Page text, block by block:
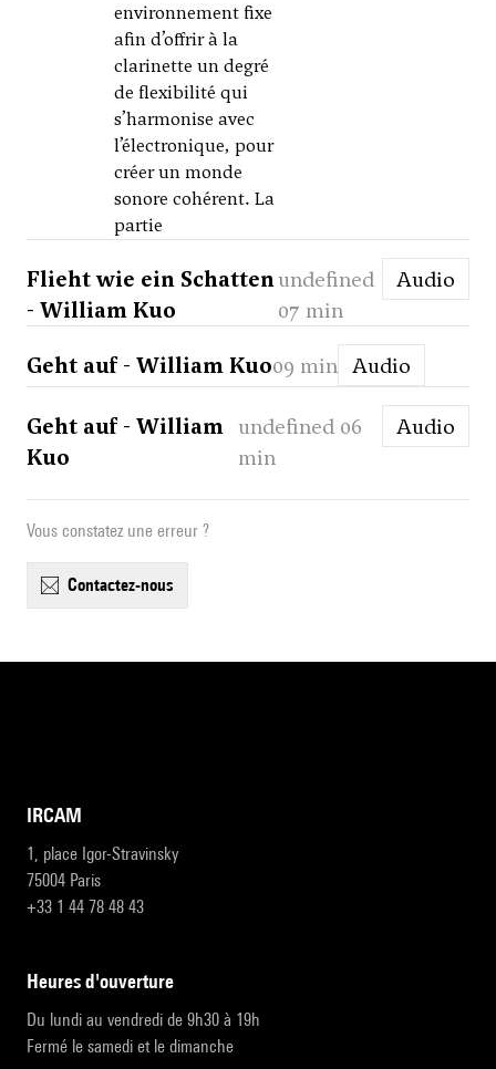
environnement fixe
afin d’offrir à la
clarinette un degré
de flexibilité qui
s’harmonise avec
l’électronique, pour
créer un monde
sonore cohérent. La
partie
Flieht wie ein Schatten
- William Kuo
undefined
07 min
Audio
Geht auf - William Kuo09 min Audio
Geht auf - William
Kuo
undefined 06
min
Audio
Vous constatez une erreur ?
contactez-nous
IRCAM
1, place Igor-Stravinsky
75004 Paris
+33 1 44 78 48 43
heures d'ouverture
Du lundi au vendredi de 9h30 à 19h
Fermé le samedi et le dimanche